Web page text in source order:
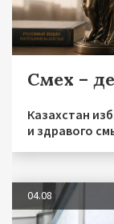
Смех –
Казахстан
и здравого
04.08